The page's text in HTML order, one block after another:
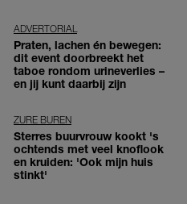
ADVERTORIAL
Praten, lachen én bewegen:
dit event doorbreekt het
taboe rondom urineverlies –
en jij kunt daarbij zijn
ZURE BUREN
Sterres buurvrouw kookt 's
ochtends met veel knoflook
en kruiden: 'Ook mijn huis
stinkt'